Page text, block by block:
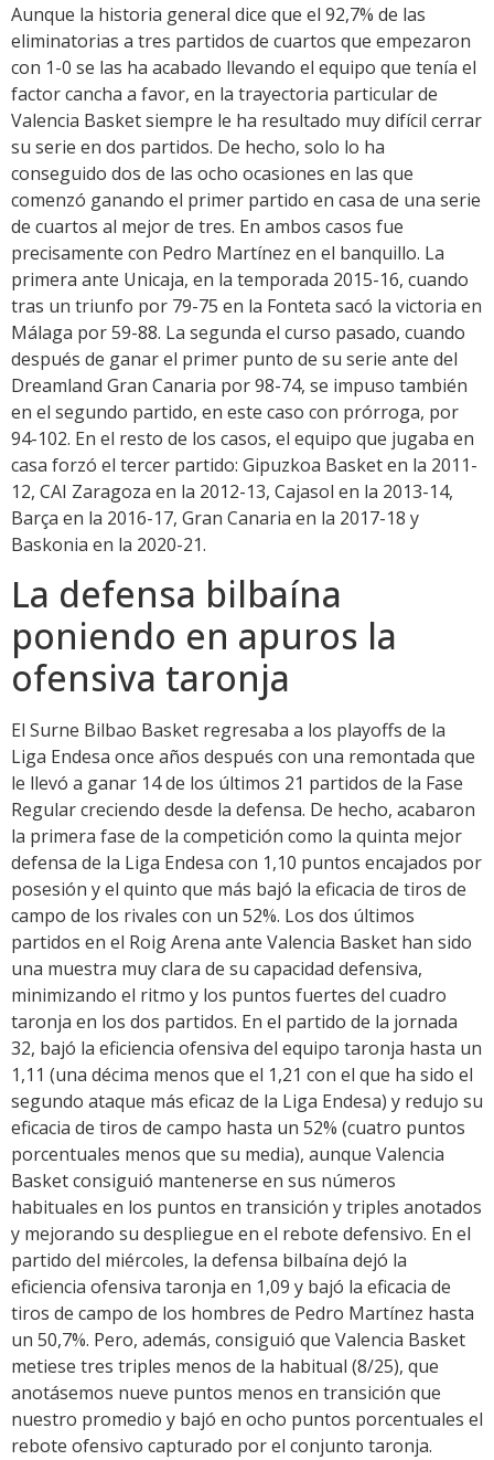
Aunque la historia general dice que el 92,7% de las
eliminatorias a tres partidos de cuartos que empezaron
con 1-0 se las ha acabado llevando el equipo que tenía el
factor cancha a favor, en la trayectoria particular de
Valencia Basket siempre le ha resultado muy difícil cerrar
su serie en dos partidos. De hecho, solo lo ha
conseguido dos de las ocho ocasiones en las que
comenzó ganando el primer partido en casa de una serie
de cuartos al mejor de tres. En ambos casos fue
precisamente con Pedro Martínez en el banquillo. La
primera ante Unicaja, en la temporada 2015-16, cuando
tras un triunfo por 79-75 en la Fonteta sacó la victoria en
Málaga por 59-88. La segunda el curso pasado, cuando
después de ganar el primer punto de su serie ante del
Dreamland Gran Canaria por 98-74, se impuso también
en el segundo partido, en este caso con prórroga, por
94-102. En el resto de los casos, el equipo que jugaba en
casa forzó el tercer partido: Gipuzkoa Basket en la 2011-
12, CAI Zaragoza en la 2012-13, Cajasol en la 2013-14,
Barça en la 2016-17, Gran Canaria en la 2017-18 y
Baskonia en la 2020-21.
La defensa bilbaína
poniendo en apuros la
ofensiva taronja
El Surne Bilbao Basket regresaba a los playoffs de la
Liga Endesa once años después con una remontada que
le llevó a ganar 14 de los últimos 21 partidos de la Fase
Regular creciendo desde la defensa. De hecho, acabaron
la primera fase de la competición como la quinta mejor
defensa de la Liga Endesa con 1,10 puntos encajados por
posesión y el quinto que más bajó la eficacia de tiros de
campo de los rivales con un 52%. Los dos últimos
partidos en el Roig Arena ante Valencia Basket han sido
una muestra muy clara de su capacidad defensiva,
minimizando el ritmo y los puntos fuertes del cuadro
taronja en los dos partidos. En el partido de la jornada
32, bajó la eficiencia ofensiva del equipo taronja hasta un
1,11 (una décima menos que el 1,21 con el que ha sido el
segundo ataque más eficaz de la Liga Endesa) y redujo su
eficacia de tiros de campo hasta un 52% (cuatro puntos
porcentuales menos que su media), aunque Valencia
Basket consiguió mantenerse en sus números
habituales en los puntos en transición y triples anotados
y mejorando su despliegue en el rebote defensivo. En el
partido del miércoles, la defensa bilbaína dejó la
eficiencia ofensiva taronja en 1,09 y bajó la eficacia de
tiros de campo de los hombres de Pedro Martínez hasta
un 50,7%. Pero, además, consiguió que Valencia Basket
metiese tres triples menos de la habitual (8/25), que
anotásemos nueve puntos menos en transición que
nuestro promedio y bajó en ocho puntos porcentuales el
rebote ofensivo capturado por el conjunto taronja.